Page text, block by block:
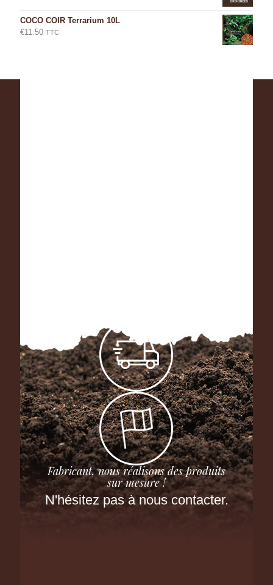
COCO COIR Terrarium 10L
€11.50 TTC
Fabricant, nous réalisons des produits
sur mesure !
N'hésitez pas à nous contacter.